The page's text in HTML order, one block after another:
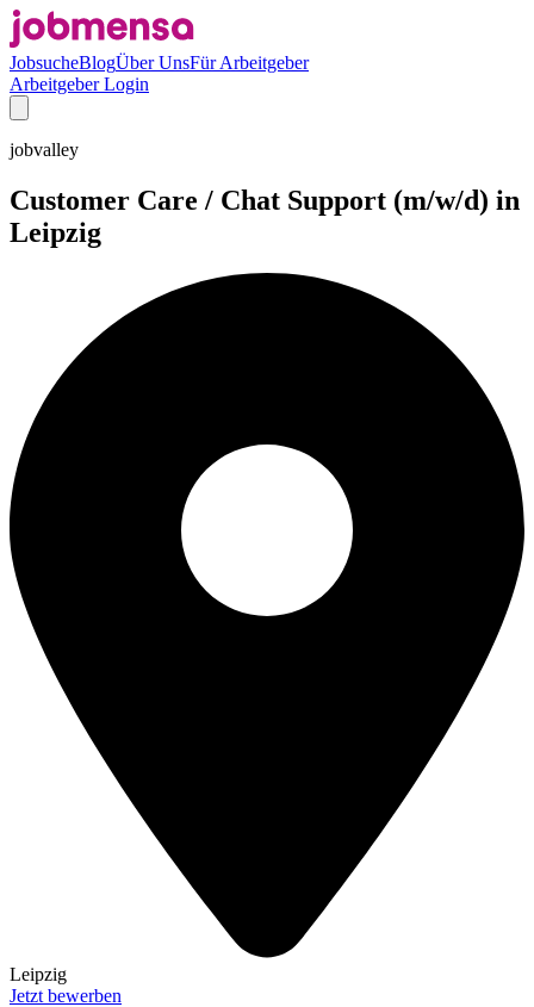
JobsucheBlogÜber UnsFür Arbeitgeber
Arbeitgeber Login
jobvalley
Customer Care / Chat Support (m/w/d) in
Leipzig
Leipzig
Jetzt bewerben